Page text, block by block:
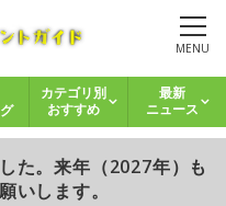
MENU
カテゴリ別
おすすめ
最新
ニュース
た。来年（2027年）も
いします。